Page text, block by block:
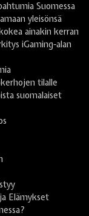
Suomessa
yleisönsä
ainakin kerran
iGaming-alan
tilalle
suomalaiset
Elämykset